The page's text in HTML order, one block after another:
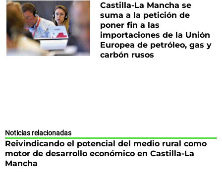
Castilla-La Mancha se
suma a la petición de
poner fin a las
importaciones de la Unión
Europea de petróleo, gas y
carbón rusos
Noticias relacionadas
Reivindicando el potencial del medio rural como
motor de desarrollo económico en Castilla-La
Mancha